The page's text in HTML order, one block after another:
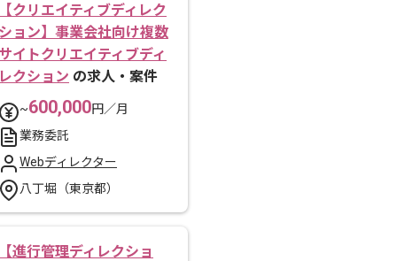
クリエイティブディレク
ョン】事業会社向け複数
イトクリエイティブディ
クション の求人・案件
~600,000円／月
業務委託
Webディレクター
八丁堀（東京都）
進行管理ディレクショ